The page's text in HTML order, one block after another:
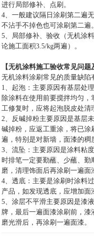
进行局部修补、点刷。
4、一般建议隔日涂刷第二遍
不沾手不掉色也可涂刷第二遍。
5、局部修补、验收（无机涂
论施工面积3.5/kg两遍）。
【无机涂料施工验收常见问题
无机涂料涂刷常见的质量缺陷
1、起泡：主要原因有基层处
除涂料在使用前要搅拌均匀
工修复时，应将起泡脱皮处清
2、反碱掉粉主要原因是基层
碱掉粉，应返工重涂，将已
遍，特别是对新墙，面漆的稠
3、流坠：主要原因是涂料粘
时排笔一定要勤蘸、少蘸、
磨，清理饰面后再涂刷一遍面
4、透底：主要是涂刷时涂料
产品，如发现透底，应增加面
5、涂层不平滑主要原因是漆
牌，最后一遍面漆涂刷前，
磨光滑后，再涂刷一遍面漆。